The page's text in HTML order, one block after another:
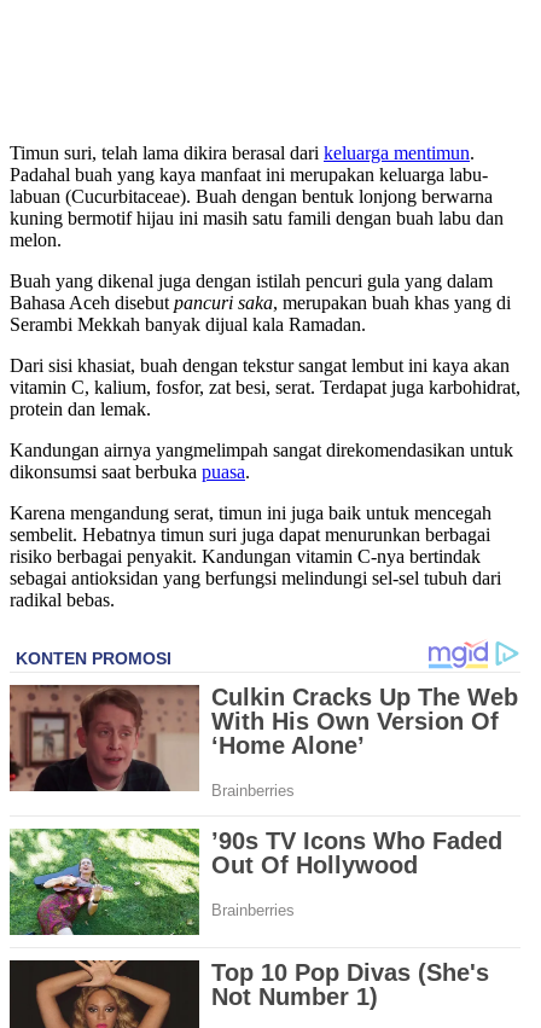
Timun suri, telah lama dikira berasal dari keluarga mentimun.
Padahal buah yang kaya manfaat ini merupakan keluarga labu-
labuan (Cucurbitaceae). Buah dengan bentuk lonjong berwarna
kuning bermotif hijau ini masih satu famili dengan buah labu dan
melon.
Buah yang dikenal juga dengan istilah pencuri gula yang dalam
Bahasa Aceh disebut pancuri saka, merupakan buah khas yang di
Serambi Mekkah banyak dijual kala Ramadan.
Dari sisi khasiat, buah dengan tekstur sangat lembut ini kaya akan
vitamin C, kalium, fosfor, zat besi, serat. Terdapat juga karbohidrat,
protein dan lemak.
Kandungan airnya yangmelimpah sangat direkomendasikan untuk
dikonsumsi saat berbuka puasa.
Karena mengandung serat, timun ini juga baik untuk mencegah
sembelit. Hebatnya timun suri juga dapat menurunkan berbagai
risiko berbagai penyakit. Kandungan vitamin C-nya bertindak
sebagai antioksidan yang berfungsi melindungi sel-sel tubuh dari
radikal bebas.